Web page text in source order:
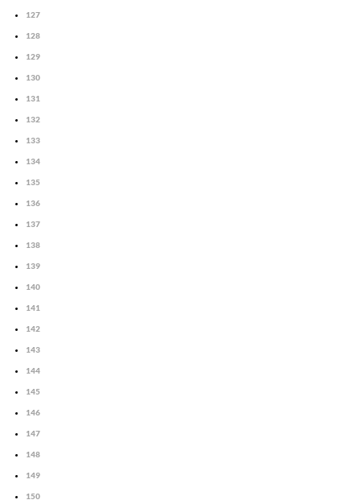
127
128
129
130
131
132
133
134
135
136
137
138
139
140
141
142
143
144
145
146
147
148
149
150